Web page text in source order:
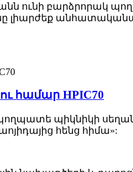
ունի բարձրորակ
լիարժեք
համար HPIC70
պիկնիկի
հենց հիմա»: